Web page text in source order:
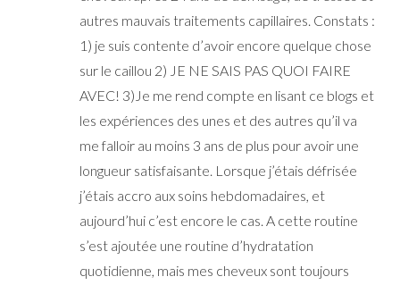
autres mauvais traitements capillaires. Constats :
1) je suis contente d’avoir encore quelque chose
sur le caillou 2) JE NE SAIS PAS QUOI FAIRE
AVEC! 3)Je me rend compte en lisant ce blogs et
les expériences des unes et des autres qu’il va
me falloir au moins 3 ans de plus pour avoir une
longueur satisfaisante. Lorsque j’étais défrisée
j’étais accro aux soins hebdomadaires, et
aujourd’hui c’est encore le cas. A cette routine
s’est ajoutée une routine d’hydratation
quotidienne, mais mes cheveux sont toujours